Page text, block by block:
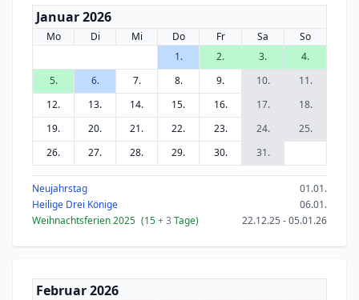
Januar 2026
Mo Di Mi Do Fr Sa
So
1.
2. 3.
4.
5.
6. 7. 8. 9. 10.
11.
12.
13. 14. 15. 16. 17.
18.
19.
20. 21. 22. 23. 24.
25.
26.
27. 28. 29. 30. 31.
Neujahrstag
01.01.
Heilige Drei Könige
06.01.
Weihnachtsferien 2025 (15+ 3 Tage) 22.12.25 - 05.01.26
Februar 2026